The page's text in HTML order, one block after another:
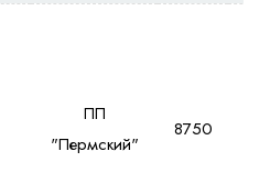
ПП
"Пермский"
8750